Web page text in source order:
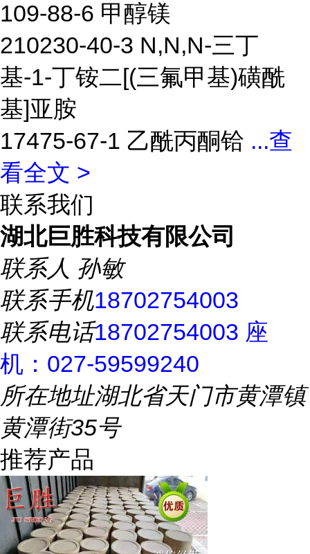
109-88-6 甲醇镁
210230-40-3 N,N,N-三丁
基-1-丁铵二[(三氟甲基)磺酰
基]亚胺
17475-67-1 乙酰丙酮铪 ...查
看全文 >
联系我们
湖北巨胜科技有限公司
联系人 孙敏
联系手机18702754003
联系电话18702754003 座
机：027-59599240
所在地址湖北省天门市黄潭镇
黄潭街35号
推荐产品